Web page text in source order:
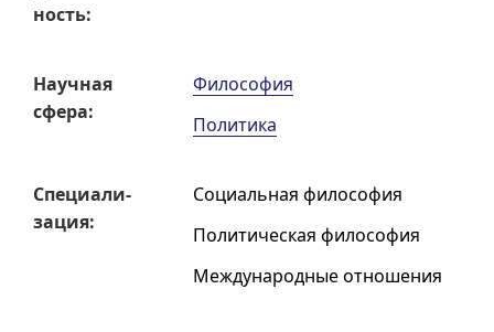
ность:
Научная
сфера:
Философия
Политика
Специали­
зация:
Социальная философия
Политическая философия
Международные отношения